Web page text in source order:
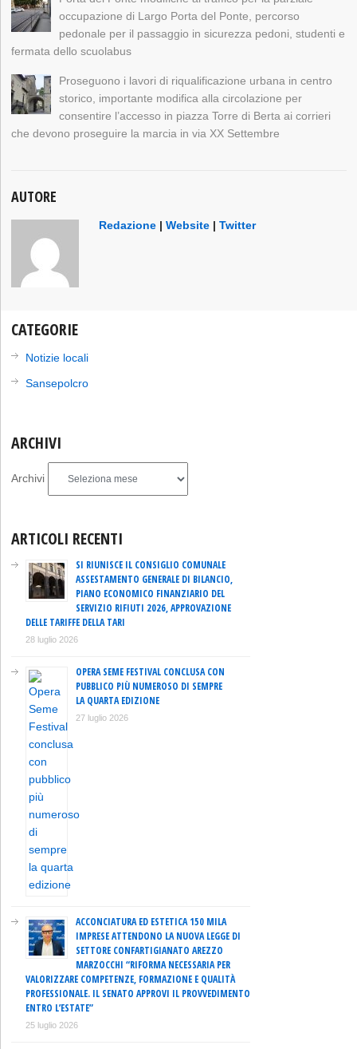
occupazione di Largo Porta del Ponte, percorso
pedonale per il passaggio in sicurezza pedoni, studenti e
fermata dello scuolabus
Proseguono i lavori di riqualificazione urbana in centro
storico, importante modifica alla circolazione per
consentire l’accesso in piazza Torre di Berta ai corrieri
che devono proseguire la marcia in via XX Settembre
AUTORE
Redazione |Website |Twitter
CATEGORIE
Notizie locali
Sansepolcro
ARCHIVI
Archivi
ARTICOLI RECENTI
SI RIUNISCE IL CONSIGLIO COMUNALE
ASSESTAMENTO GENERALE DI BILANCIO,
PIANO ECONOMICO FINANZIARIO DEL
SERVIZIO RIFIUTI 2026, APPROVAZIONE
DELLE TARIFFE DELLA TARI
28 luglio 2026
OPERA SEME FESTIVAL CONCLUSA CON
PUBBLICO PIÙ NUMEROSO DI SEMPRE
LA QUARTA EDIZIONE
27 luglio 2026
ACCONCIATURA ED ESTETICA 150 MILA
IMPRESE ATTENDONO LA NUOVA LEGGE DI
SETTORE CONFARTIGIANATO AREZZO
MARZOCCHI “RIFORMA NECESSARIA PER
VALORIZZARE COMPETENZE, FORMAZIONE E QUALITÀ
PROFESSIONALE. IL SENATO APPROVI IL PROVVEDIMENTO
ENTRO L’ESTATE”
25 luglio 2026